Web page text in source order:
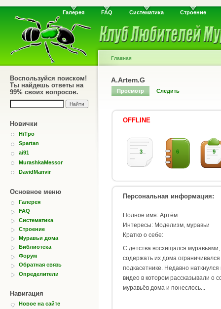
Галерея FAQ Систематика Строение
Воспользуйся поиском!
Ты найдешь ответы на
99% своих вопросов.
Новички
HiTpo
Spartan
ai91
MurashkaMessor
DavidManvir
Основное меню
Галерея
FAQ
Систематика
Строение
Муравьи дома
Библиотека
Форум
Обратная связь
Определители
Навигация
Новое на сайте
Главная
A.Artem.G
Просмотр Следить
OFFLINE
3 6 9
Персональная информация:
Полное имя: Артём
Интересы: Моделизм, муравьи
Кратко о себе:
С детства восхищался муравьями,
содержать их дома
подкасетнике. Недавно
видео в котором рассказывали о
муравьёв дома и понеслось...